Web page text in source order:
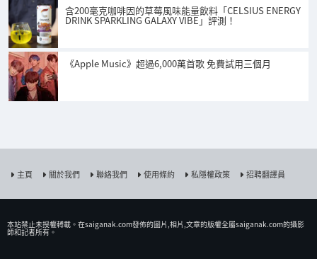
含200毫克咖啡因的草莓風味能量飲料「CELSIUS ENERGY
DRINK SPARKLING GALAXY VIBE」評測！
《Apple Music》超過6,000萬首歌 免費試用三個月
主頁 關於我們 聯絡我們 使用條約 私隱權政策 招聘翻譯員
本站禁止未授權𨍭載。在saiganak.com發佈的圖片,相片,文章的版權全屬saiganak.com的攝影
師和記者所有。